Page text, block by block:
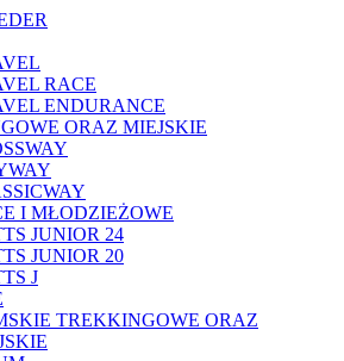
RACE
ENDURANCE
ORAZ MIEJSKIE
I MŁODZIEŻOWE
JUNIOR 24
JUNIOR 20
J
TREKKINGOWE ORAZ